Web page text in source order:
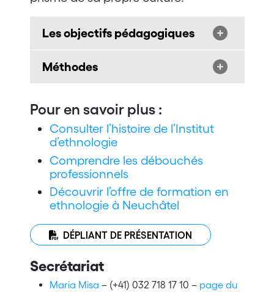
Les objectifs pédagogiques
Méthodes
Pour en savoir plus :
Consulter l’histoire de l’Institut
d’ethnologie
Comprendre les débouchés
professionnels
Découvrir l’offre de formation en
ethnologie à Neuchâtel
DÉPLIANT DE PRÉSENTATION
Secrétariat
Maria Misa – (+41) 032 718 17 10 – page du